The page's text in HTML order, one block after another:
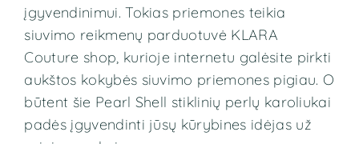
įgyvendinimui. Tokias priemones teikia
siuvimo reikmenų parduotuvė KLARA
Couture shop, kurioje internetu galėsite pirkti
aukštos kokybės siuvimo priemones pigiau. O
būtent šie Pearl Shell stiklinių perlų karoliukai
padės įgyvendinti jūsų kūrybines idėjas už